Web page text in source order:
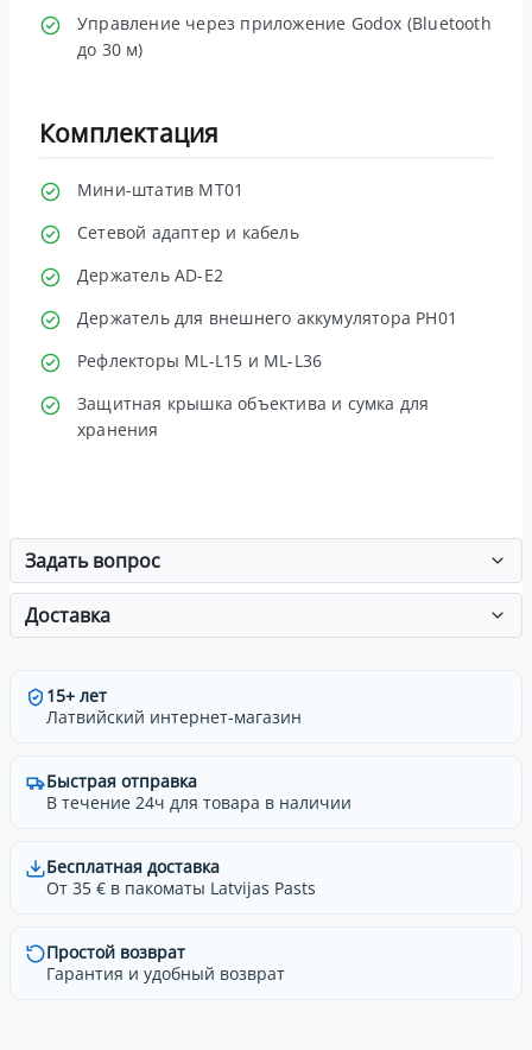
Управление через приложение Godox (Bluetooth
до 30 м)
Комплектация
Мини-штатив MT01
Сетевой адаптер и кабель
Держатель AD-E2
Держатель для внешнего аккумулятора PH01
Рефлекторы ML-L15 и ML-L36
Защитная крышка объектива и сумка для
хранения
Задать вопрос
Доставка
15+ лет
Латвийский интернет-магазин
Быстрая отправка
В течение 24ч для товара в наличии
Бесплатная доставка
От 35 € в пакоматы Latvijas Pasts
Простой возврат
Гарантия и удобный возврат